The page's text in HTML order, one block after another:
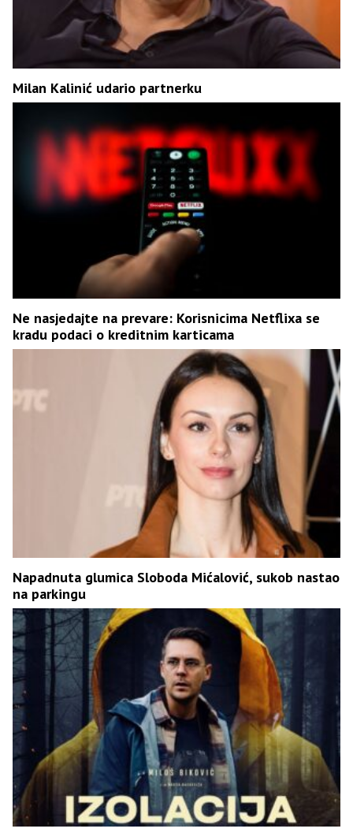
Milan Kalinić udario partnerku
Ne nasjedajte na prevare: Korisnicima Netflixa se
kradu podaci o kreditnim karticama
Napadnuta glumica Sloboda Mićalović, sukob nastao
na parkingu